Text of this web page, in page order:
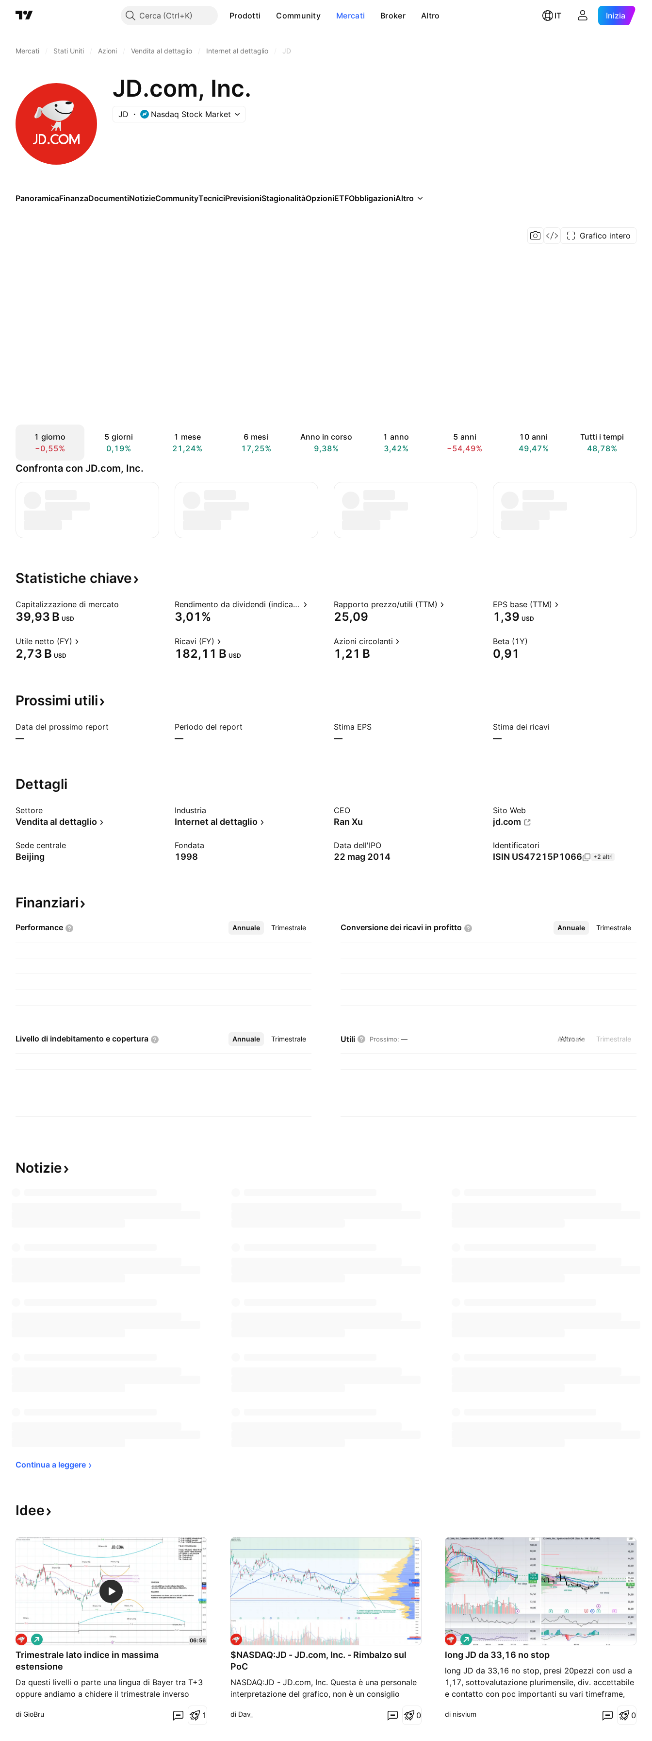
Cerca Prodotti Community Mercati Broker Altro IT Inizia
Mercati Stati Uniti Azioni Vendita al dettaglio Internet al dettaglio JD
JD.com, Inc.
JD Nasdaq Stock Market
PanoramicaFinanzaDocumentiNotizieCommunityTecniciPrevisioniStagionalitàOpzioniETFObbligazioniAltro
Grafico intero
1 giorno
−0,55%
5 giorni
0,19%
1 mese
21,24%
6 mesi
17,25%
Anno in corso
9,38%
1 anno
3,42%
5 anni
−54,49%
10 anni
49,47%
Tutti i tempi
48,78%
Confronta con JD.com, Inc.
Statistiche chiave
Capitalizzazione di mercato
‪39,93 B‬ USD
Rendimento da dividendi (indicato)
3,01%
Rapporto prezzo/utili (TTM)
25,09
EPS base (TTM)
1,39 USD
Utile netto (FY)
‪2,73 B‬ USD
Ricavi (FY)
‪182,11 B‬ USD
Azioni circolanti
‪1,21 B‬
Beta (1Y)
0,91
Prossimi utili
Data del prossimo report
—
Periodo del report
—
Stima EPS
—
Stima dei ricavi
—
Dettagli
Settore
Vendita al dettaglio
Industria
Internet al dettaglio
CEO
Ran Xu
Sito Web
jd.com
Sede centrale
Beijing
Fondata
1998
Data dell'IPO
22 mag 2014
Identificatori
ISIN US47215P1066 +2 altri
Finanziari
Performance Annuale Trimestrale
Altro Conversione dei ricavi in profitto Annuale Trimestrale
Altro
Livello di indebitamento e copertura Annuale Trimestrale
Altro Utili Prossimo: — Annuale Trimestrale
Altro
Notizie
Continua a leggere
Idee
Trimestrale lato indice in massima
estensione
Da questi livelli o parte una lingua di Bayer tra T+3
oppure andiamo a chidere il trimestrale inverso
L
o
n
06:56
di GioBru 1
$NASDAQ:JD - JD.com, Inc. - Rimbalzo sul
PoC
NASDAQ:JD - JD.com, Inc. Questa è una personale
interpretazione del grafico, non è un consiglio
di Dav_ 0
long JD da 33,16 no stop
long JD da 33,16 no stop, presi 20pezzi con usd a
1,17, sottovalutazione plurimensile, div. accettabile
e contatto con poc importanti su vari timeframe,
Meteopartiografica!
L
o
n
g
di nisvium 0